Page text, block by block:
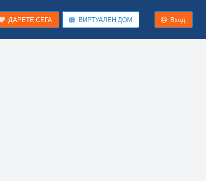
ДАРЕТЕ СЕГА ВИРТУАЛЕН ДОМ Вход